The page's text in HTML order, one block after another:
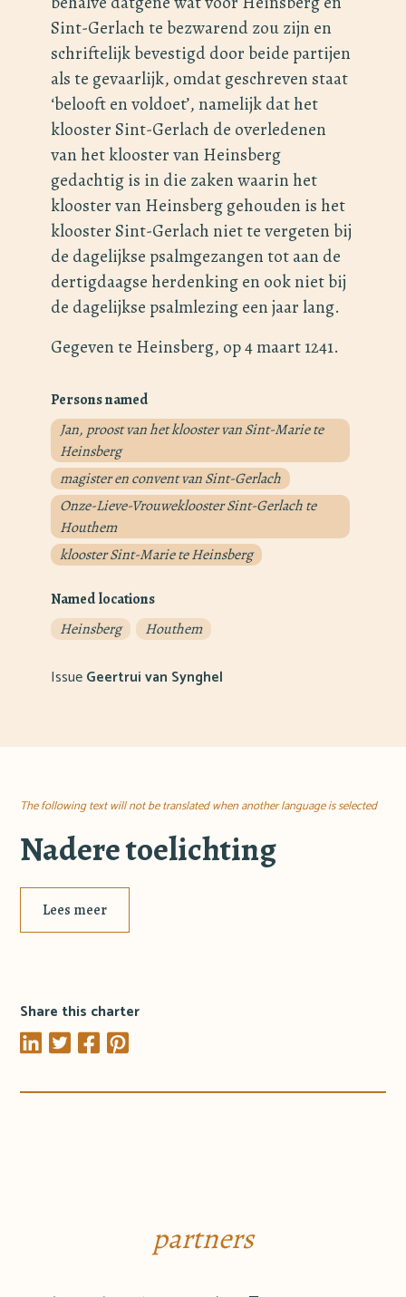
Sint-Gerlach te bezwarend zou zijn en
schriftelijk bevestigd door beide partijen
als te gevaarlijk, omdat geschreven staat
‘belooft en voldoet’, namelijk dat het
klooster Sint-Gerlach de overledenen
van het klooster van Heinsberg
gedachtig is in die zaken waarin het
klooster van Heinsberg gehouden is het
klooster Sint-Gerlach niet te vergeten bij
de dagelijkse psalmgezangen tot aan de
dertigdaagse herdenking en ook niet bij
de dagelijkse psalmlezing een jaar lang.
Gegeven te Heinsberg, op 4 maart 1241.
Persons named
Jan, proost van het klooster van Sint-Marie te
Heinsberg
magister en convent van Sint-Gerlach
Onze-Lieve-Vrouweklooster Sint-Gerlach te
Houthem
klooster Sint-Marie te Heinsberg
Named locations
Heinsberg
Houthem
IssueGeertrui van Synghel
The following text will not be translated when another language is selected
Nadere toelichting
Lees meer
Share this charter
partners